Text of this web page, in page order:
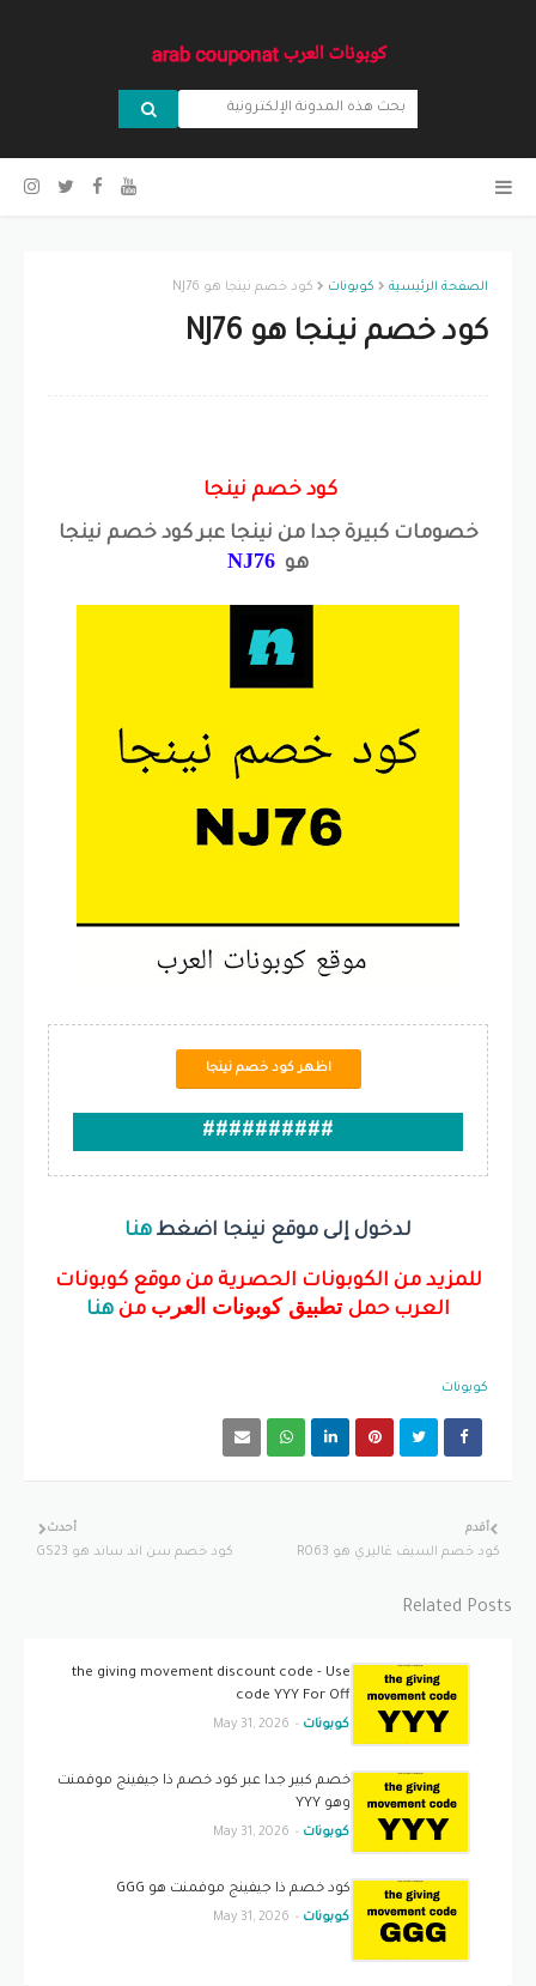
الصفحة الرئيسية كوبونات كود خصم نينجا هو NJ76
كود خصم نينجا هو NJ76
كود خصم نينجا
خصومات كبيرة جدا من نينجا عبر كود خصم نينجا
هو NJ76
اظهر كود خصم نينجا
##########
لدخول إلى موقع نينجا اضغطهنا
للمزيد من الكوبونات الحصرية من موقع كوبونات
العرب حمل تطبيق كوبونات العرب من هنا
كوبونات
أحدث
كود خصم سن اند ساند هو GS23
أقدم
كود خصم السيف غاليري هو R063
Related Posts
the giving movement discount code - Use
code YYY For Off
كوبونات -
May 31, 2026
خصم كبير جدا عبر كود خصم ذا جيفينج موفمنت
وهو YYY
كوبونات -
May 31, 2026
كود خصم ذا جيفينج موفمنت هو GGG
كوبونات -
May 31, 2026